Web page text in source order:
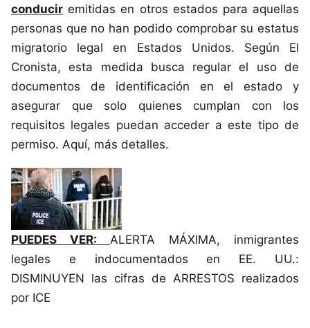
conducir emitidas en otros estados para aquellas
personas que no han podido comprobar su estatus
migratorio legal en Estados Unidos. Según El
Cronista, esta medida busca regular el uso de
documentos de identificación en el estado y
asegurar que solo quienes cumplan con los
requisitos legales puedan acceder a este tipo de
permiso. Aquí, más detalles.
PUEDES VER: ALERTA MÁXIMA, inmigrantes
legales e indocumentados en EE. UU.:
DISMINUYEN las cifras de ARRESTOS realizados
por ICE